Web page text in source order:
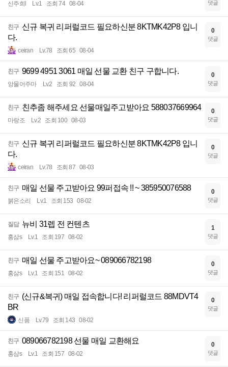
신주희l Lv.1 조회 74 08-04 댓글
친구 신규 복귀 리퍼럴코드 필요하신분 8KTMK42P8 입니
다.
ceiran Lv.78 조회 65 08-04
0
댓글
친구 9699 4951 3061 매일 선물 교환 친구 구합니다.
앙물어주마 Lv.2 조회 92 08-04
0
댓글
친구 친추좀 해주세요 선물매일주고받아요 588037669964
마랑조 Lv.2 조회 100 08-03
0
댓글
친구 신규 복귀 리퍼럴코드 필요하신분 8KTMK42P8 입니
다.
ceiran Lv.78 조회 87 08-03
0
댓글
친구 매일 선물 주고받아요 99퍼접속 !! ~ 385950076588
붉은소리 Lv.1 조회 153 08-02
0
댓글
질답 뉴비 31렙 전 컨텐츠
홍삼s Lv.1 조회 197 08-02
1
댓글
친구 매일 선물 주고받아요~ 089066782198
홍삼s Lv.1 조회 151 08-02
0
댓글
친구 (신규&복귀) 매일 접속합니다! 리퍼럴코드 88MDVT4
BR
신품 Lv.79 조회 143 08-02
0
댓글
친구 089066782198 선물 매일 교환해요
홍삼s Lv.1 조회 157 08-02
0
댓글